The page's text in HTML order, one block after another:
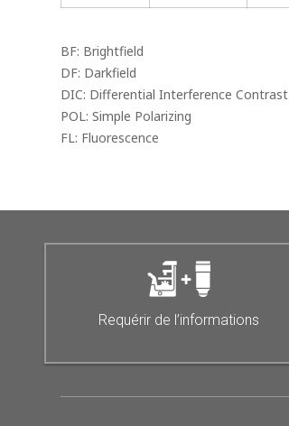
BF: Brightfield
DF: Darkfield
DIC: Differential Interference Contrast
POL: Simple Polarizing
FL: Fluorescence
Requérir de l’informations